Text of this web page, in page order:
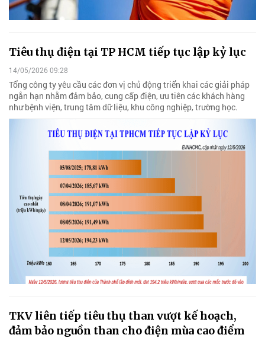
Tiêu thụ điện tại TP HCM tiếp tục lập kỷ lục
14/05/2026 09:28
Tổng công ty yêu cầu các đơn vị chủ động triển khai các giải pháp
ngắn hạn nhằm đảm bảo, cung cấp điện, ưu tiên các khách hàng
như bệnh viện, trung tâm dữ liệu, khu công nghiệp, trường học.
TKV liên tiếp tiêu thụ than vượt kế hoạch,
đảm bảo nguồn than cho điện mùa cao điểm